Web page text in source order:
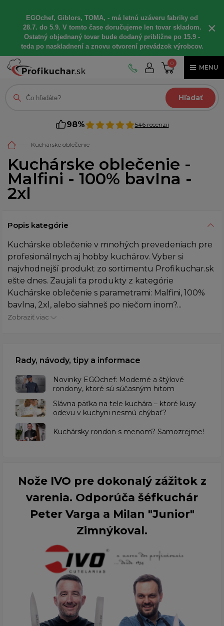
EGOchef, Giblors, TOMA, - má letnú uzáveru fabriky od
28.7. do 5.9. V tomto čase doručujeme len tovar skladom.
Ostatný objednaný tovar bude dodaný približne po 15.9 -
teda po naskladnení a znovu otvorení prevádzok výrobcov.
×
0
MENU
Hľadať
98% 546 recenzií
Kuchárske oblečenie
Kuchárske oblečenie -
Malfini - 100% bavlna -
2xl
Popis kategórie
Kuchárske oblečenie v mnohých prevedeniach pre
profesionálnych aj hobby kuchárov. Vyber si
najvhodnejší produkt zo sortimentu Profikuchar.sk
ešte dnes. Zaujali ťa produkty z kategórie
Kuchárske oblečenie s parametrami: Malfini, 100%
bavlna, 2xl, alebo siahneš po niečom inom?...
Zobraziť viac
Rady, návody, tipy a informace
Novinky EGOchef: Moderné a štýlové
rondony, ktoré sú súčasným hitom
Slávna päťka na tele kuchára – ktoré kusy
odevu v kuchyni nesmú chýbať?
Kuchársky rondon s menom? Samozrejme!
Nože IVO pre dokonalý zážitok z
varenia. Odporúča šéfkuchár
Peter Varga a Milan "Junior"
Zimnýkoval.